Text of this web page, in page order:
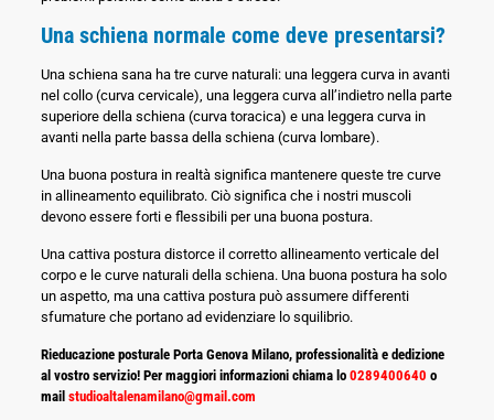
Una schiena normale come deve presentarsi?
Una schiena sana ha tre curve naturali: una leggera curva in avanti
nel collo (curva cervicale), una leggera curva all’indietro nella parte
superiore della schiena (curva toracica) e una leggera curva in
avanti nella parte bassa della schiena (curva lombare).
Una buona postura in realtà significa mantenere queste tre curve
in allineamento equilibrato. Ciò significa che i nostri muscoli
devono essere forti e flessibili per una buona postura.
Una cattiva postura distorce il corretto allineamento verticale del
corpo e le curve naturali della schiena. Una buona postura ha solo
un aspetto, ma una cattiva postura può assumere differenti
sfumature che portano ad evidenziare lo squilibrio.
Rieducazione posturale Porta Genova Milano, professionalità e dedizione
al vostro servizio! Per maggiori informazioni chiama lo 0289400640 o
mail studioaltalenamilano@gmail.com